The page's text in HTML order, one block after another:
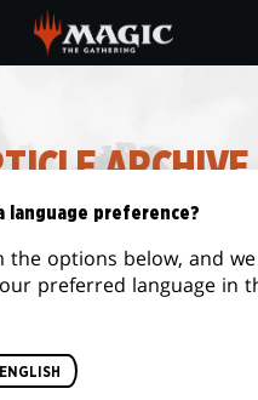
ARCHIVE
language preference?
the options below, and
preferred language in
ENGLISH